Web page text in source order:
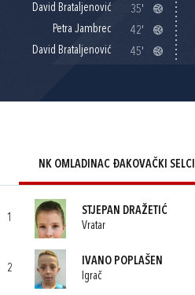
David Brataljenović
35'
Petra Jambrec
42'
David Brataljenović
45'
NK OMLADINAC ĐAKOVAČKI SELCI
1
STJEPAN DRAŽETIĆ
Vratar
2
IVANO POPLAŠEN
Igrač